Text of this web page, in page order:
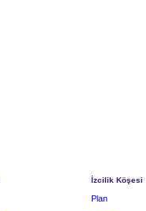
İzcilik Köşesi
Plan